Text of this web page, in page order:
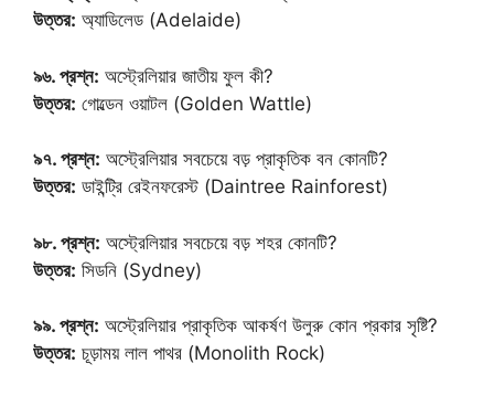
উত্তর: অ্যাডিলেড (Adelaide)
৯৬. প্রশ্ন: অস্ট্রেলিয়ার জাতীয় ফুল কী?
উত্তর: গোল্ডেন ওয়াটল (Golden Wattle)
৯৭. প্রশ্ন: অস্ট্রেলিয়ার সবচেয়ে বড় প্রাকৃতিক বন কোনটি?
উত্তর: ডাইন্ট্রি রেইনফরেস্ট (Daintree Rainforest)
৯৮. প্রশ্ন: অস্ট্রেলিয়ার সবচেয়ে বড় শহর কোনটি?
উত্তর: সিডনি (Sydney)
৯৯. প্রশ্ন: অস্ট্রেলিয়ার প্রাকৃতিক আকর্ষণ উলুরু কোন প্রকার সৃষ্টি?
উত্তর: চূড়াময় লাল পাথর (Monolith Rock)